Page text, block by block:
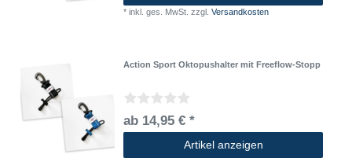
*inkl. ges. MwSt. zzgl.Versandkosten
Action Sport Oktopushalter mit Freeflow-Stopp
ab 14,95 € *
Artikel anzeigen